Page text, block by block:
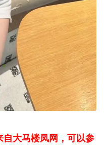
大马楼凤网，可以参